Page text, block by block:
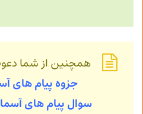
همچنین از شما
جزوه پیام های
سوال پیام های